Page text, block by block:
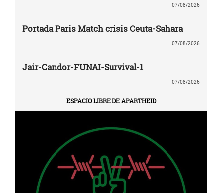
07/08/2026
Portada Paris Match crisis Ceuta-Sahara
07/08/2026
Jair-Candor-FUNAI-Survival-1
07/08/2026
ESPACIO LIBRE DE APARTHEID